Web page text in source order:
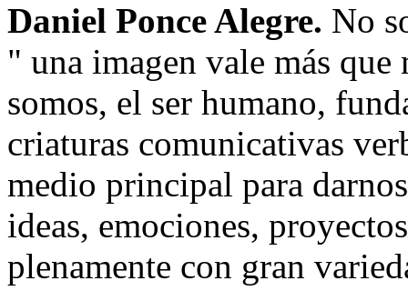
Daniel Ponce Alegre. No
" una imagen vale más
somos, el ser humano,
criaturas comunicativas
medio principal para
ideas, emociones,
plenamente con gran